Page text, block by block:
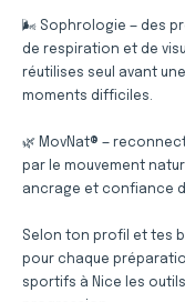
🌬️ Sophrologie — des
de respiration et de
réutilises seul avant
moments difficiles.
🌿 MovNat® —
par le mouvement
ancrage et confiance
Selon ton profil et tes
pour chaque
sportifs à Nice les